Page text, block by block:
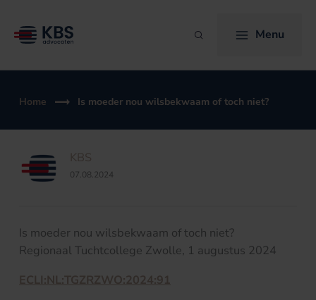
naar
Zoeken Menu
Home Is moeder nou wilsbekwaam of toch niet?
KBS
07.08.2024
Is moeder nou wilsbekwaam of toch niet?
Regionaal Tuchtcollege Zwolle, 1 augustus 2024
ECLI:NL:TGZRZWO:2024:91